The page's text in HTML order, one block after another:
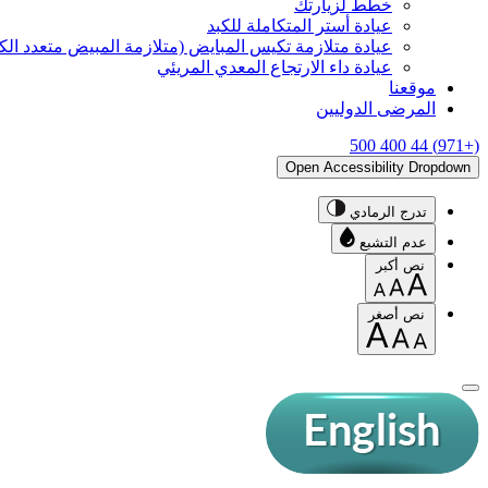
خطّط لزيارتك
عيادة أستر المتكاملة للكبد
عيادة متلازمة تكيس المبايض (متلازمة المبيض متعدد
عيادة داء الارتجاع المعدي المريئي
موقعنا
المرضى الدوليين
(+971) 44 400 500
Open Accessibility Dropdown
تدرج الرمادي
عدم التشبع
نص أكبر
نص أصغر